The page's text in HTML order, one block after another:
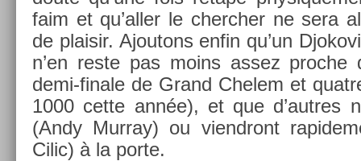
faim et qu’aller le cherch­er ne sera
de plaisir. Ajoutons enfin qu’un
n’en reste pas moins assez pro­che
demi-finale de Grand Chelem et
1000 cette année), et que d’aut­res
(Andy Mur­ray) ou viendront
Cilic) à la porte.